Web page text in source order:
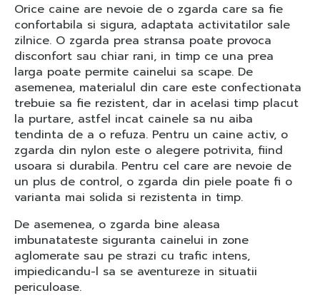
Orice caine are nevoie de o zgarda care sa fie
confortabila si sigura, adaptata activitatilor sale
zilnice. O zgarda prea stransa poate provoca
disconfort sau chiar rani, in timp ce una prea
larga poate permite cainelui sa scape. De
asemenea, materialul din care este confectionata
trebuie sa fie rezistent, dar in acelasi timp placut
la purtare, astfel incat cainele sa nu aiba
tendinta de a o refuza. Pentru un caine activ, o
zgarda din nylon este o alegere potrivita, fiind
usoara si durabila. Pentru cel care are nevoie de
un plus de control, o zgarda din piele poate fi o
varianta mai solida si rezistenta in timp.
De asemenea, o zgarda bine aleasa
imbunatateste siguranta cainelui in zone
aglomerate sau pe strazi cu trafic intens,
impiedicandu-l sa se aventureze in situatii
periculoase.